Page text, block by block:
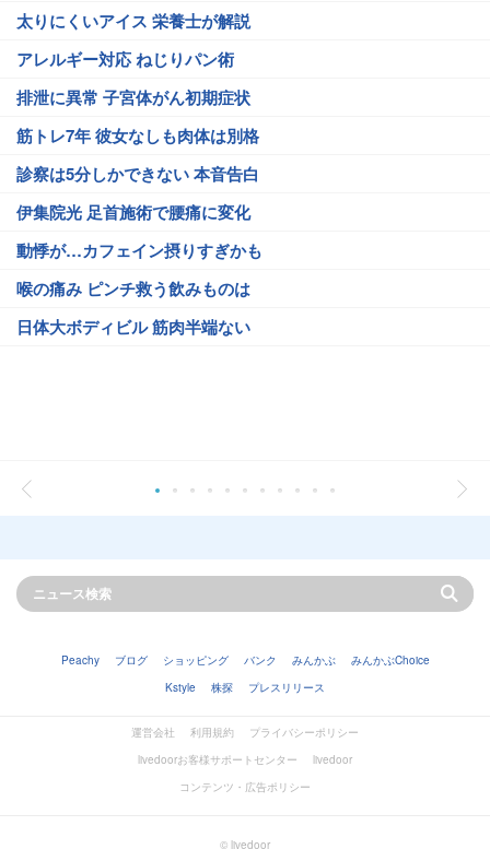
太りにくいアイス 栄養士が解説
アレルギー対応 ねじりパン術
排泄に異常 子宮体がん初期症状
筋トレ7年 彼女なしも肉体は別格
診察は5分しかできない 本音告白
伊集院光 足首施術で腰痛に変化
動悸が…カフェイン摂りすぎかも
喉の痛み ピンチ救う飲みものは
日体大ボディビル 筋肉半端ない
Peachy ブログ ショッピング バンク みんかぶ
みんかぶChoice
Kstyle
株探 プレスリリース
運営会社 利用規約
プライバシーポリシー
livedoorお客様サポートセンター
livedoor
コンテンツ・広告ポリシー
© livedoor